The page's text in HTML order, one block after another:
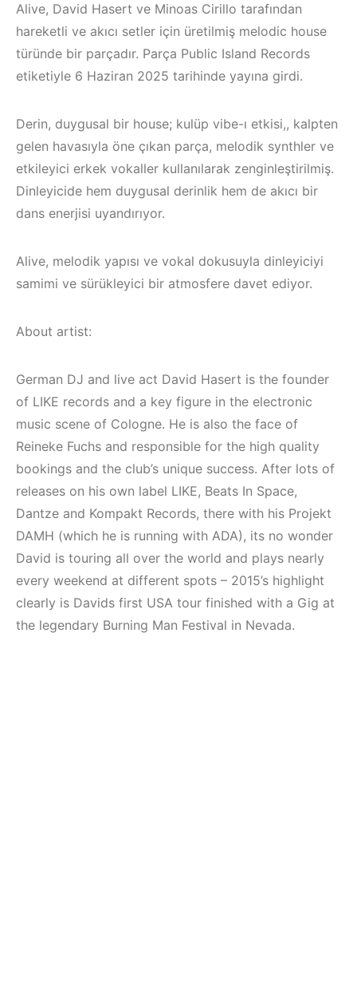
Müzik
2023 –
Marmaris /
Kuşadası /
Downtempo)
Alive, David Hasert ve Minoas Cirillo tarafından
hareketli ve akıcı setler için üretilmiş melodic house
türünde bir parçadır. Parça Public Island Records
etiketiyle 6 Haziran 2025 tarihinde yayına girdi.
Derin, duygusal bir house; kulüp vibe-ı etkisi,, kalpten
gelen havasıyla öne çıkan parça, melodik synthler ve
etkileyici erkek vokaller kullanılarak zenginleştirilmiş.
Dinleyicide hem duygusal derinlik hem de akıcı bir
dans enerjisi uyandırıyor.
Alive, melodik yapısı ve vokal dokusuyla dinleyiciyi
samimi ve sürükleyici bir atmosfere davet ediyor.
About artist:
German DJ and live act David Hasert is the founder
of LIKE records and a key figure in the electronic
music scene of Cologne. He is also the face of
Reineke Fuchs and responsible for the high quality
bookings and the club’s unique success. After lots of
releases on his own label LIKE, Beats In Space,
Dantze and Kompakt Records, there with his Projekt
DAMH (which he is running with ADA), its no wonder
David is touring all over the world and plays nearly
every weekend at different spots – 2015’s highlight
clearly is Davids first USA tour finished with a Gig at
the legendary Burning Man Festival in Nevada.